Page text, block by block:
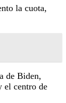
la cuota,
de Biden,
el centro de